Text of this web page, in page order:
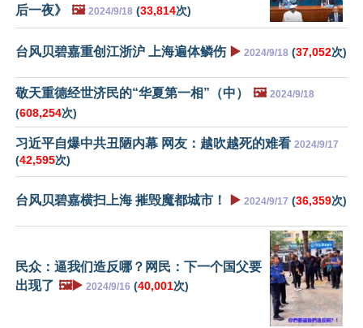
后一夜》
🖼️ 2024/9/18 (33,814次)
台风贝碧嘉重创江浙沪 上海遍体鳞伤 ▶️ 2024/9/18 (37,052次)
敬天重德经世济民的“华夏第一相”（中） 🖼️ 2024/9/18
(608,254次)
习近平自爆中共丑陋内幕 网友：越吹越死的难看 2024/9/17
(42,595次)
台风贝碧嘉横扫上海 摧毁魔都城市！ ▶️ 2024/9/17 (36,359次)
民众：逼我们造反哪？网民：下一个国父要
出现了 🖼️▶️ 2024/9/16 (40,001次)